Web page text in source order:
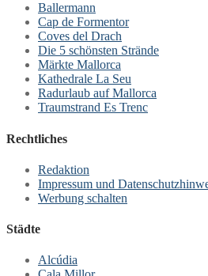
Ballermann
Cap de Formentor
Coves del Drach
Die 5 schönsten Strände
Märkte Mallorca
Kathedrale La Seu
Radurlaub auf Mallorca
Traumstrand Es Trenc
Rechtliches
Redaktion
Impressum und
Werbung schalten
Städte
Alcúdia